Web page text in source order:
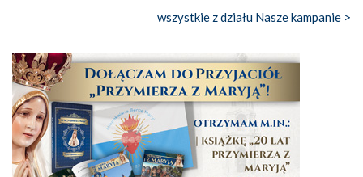
wszystkie z działu Nasze kampanie >